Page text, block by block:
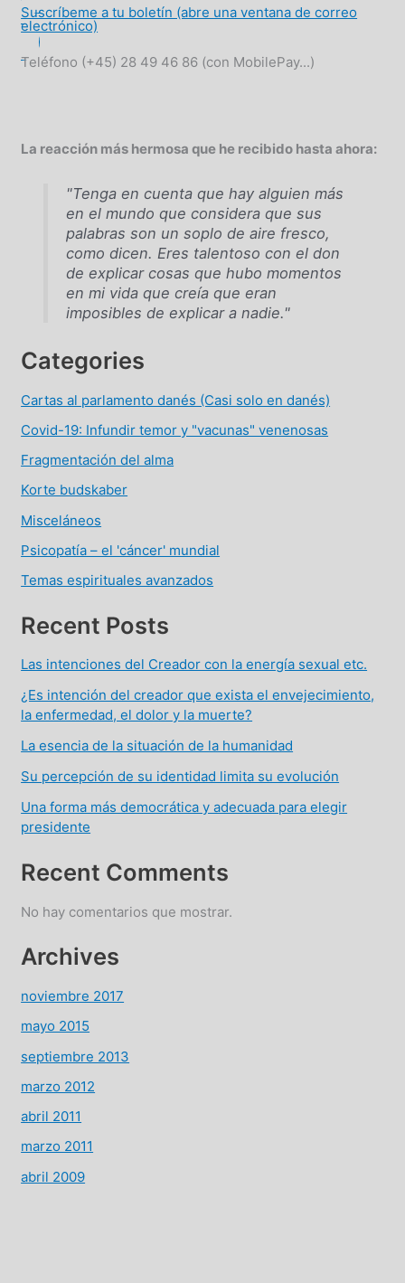
Suscríbeme a tu boletín (abre una ventana de correo
electrónico)
Teléfono (+45) 28 49 46 86 (con MobilePay...)
La reacción más hermosa que he recibido hasta ahora:
"Tenga en cuenta que hay alguien más
en el mundo que considera que sus
palabras son un soplo de aire fresco,
como dicen. Eres talentoso con el don
de explicar cosas que hubo momentos
en mi vida que creía que eran
imposibles de explicar a nadie."
Categories
Cartas al parlamento danés (Casi solo en danés)
Covid-19: Infundir temor y "vacunas" venenosas
Fragmentación del alma
Korte budskaber
Misceláneos
Psicopatía – el 'cáncer' mundial
Temas espirituales avanzados
Recent Posts
Las intenciones del Creador con la energía sexual etc.
¿Es intención del creador que exista el envejecimiento,
la enfermedad, el dolor y la muerte?
La esencia de la situación de la humanidad
Su percepción de su identidad limita su evolución
Una forma más democrática y adecuada para elegir
presidente
Recent Comments
No hay comentarios que mostrar.
Archives
noviembre 2017
mayo 2015
septiembre 2013
marzo 2012
abril 2011
marzo 2011
abril 2009